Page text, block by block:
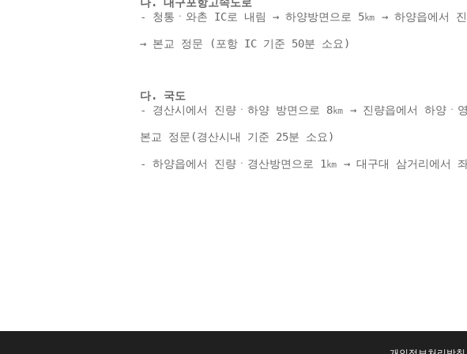
- 청통ㆍ와촌 IC로 내림 → 하양방면으로 5㎞ → 하양읍에서
→ 본교 정문 (포항 IC 기준 50분 소요)
다. 국도
- 경산시에서 진량ㆍ하양 방면으로 8㎞ → 진량읍에서 하양
본교 정문(경산시내 기준 25분 소요)
- 하양읍에서 진량ㆍ경산방면으로 1㎞ → 대구대 삼거리에